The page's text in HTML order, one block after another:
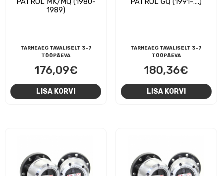
1989)
TARNEAEG TAVALISELT 3-7
TÖÖPÄEVA
176,09€
LISA KORVI
TARNEAEG TAVALISELT 3-7
TÖÖPÄEVA
180,36€
LISA KORVI